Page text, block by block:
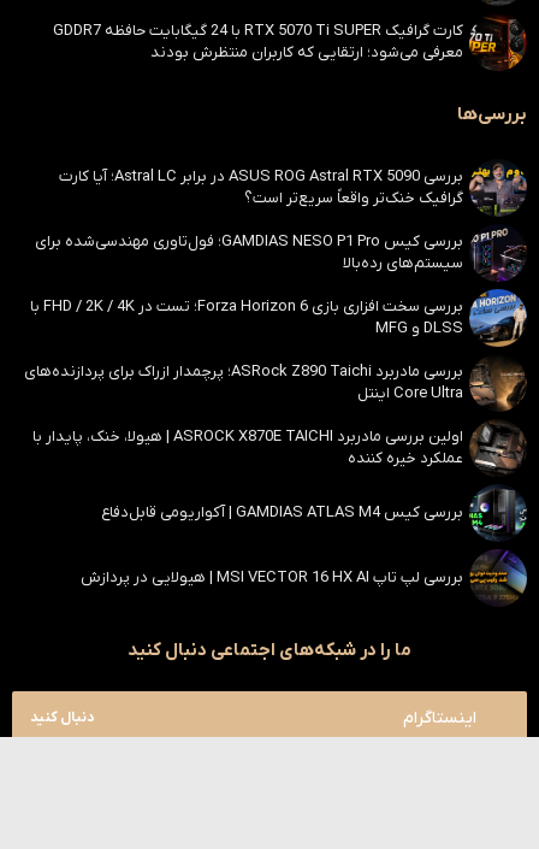
کارت گرافیک RTX 5070 Ti SUPER با 24 گیگابایت حافظه GDDR7
معرفی می‌شود؛ ارتقایی که کاربران منتظرش بودند
بررسی‌ها
بررسی ASUS ROG Astral RTX 5090 در برابر Astral LC؛ آیا کارت
گرافیک خنک‌تر واقعاً سریع‌تر است؟
بررسی کیس GAMDIAS NESO P1 Pro؛ فول‌تاوری مهندسی‌شده برای
سیستم‌های رده‌بالا
بررسی سخت افزاری بازی Forza Horizon 6؛ تست در FHD / 2K / 4K با
DLSS و MFG
بررسی مادربرد ASRock Z890 Taichi؛ پرچمدار ازراک برای پردازنده‌های
Core Ultra اینتل
اولین بررسی مادربرد ASROCK X870E TAICHI | هیولا، خنک، پایدار با
عملکرد خیره کننده
بررسی کیس GAMDIAS ATLAS M4 | آکواریومی قابل‌دفاع
بررسی لپ تاپ MSI VECTOR 16 HX AI | هیولایی در پردازش
ما را در شبکه‌های اجتماعی دنبال کنید
اینستاگرام دنبال کنید